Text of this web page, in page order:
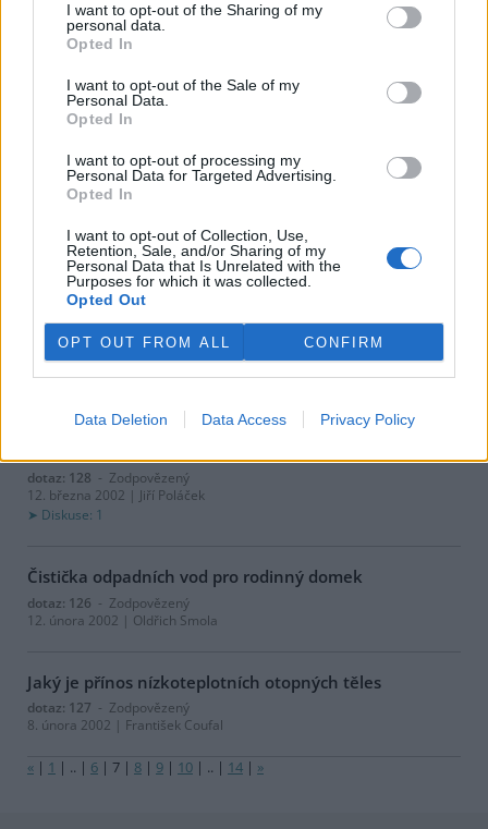
I want to opt-out of the Sharing of my
personal data.
Opted In
I want to opt-out of the Sale of my
Personal Data.
Opted In
I want to opt-out of processing my
Personal Data for Targeted Advertising.
Opted In
I want to opt-out of Collection, Use,
Retention, Sale, and/or Sharing of my
Personal Data that Is Unrelated with the
Purposes for which it was collected.
Opted Out
OPT OUT FROM ALL CONFIRM
Data Deletion Data Access Privacy Policy
dotaz: 133- Zodpovězený
2. června 2002 | XY, Liberec
Prodává se u nás biooblečení?
dotaz: 135- Zodpovězený
Jaké hodnoty by měla mít izolace stavby, aby se
dotaz: 132- Zodpovězený
6. května 2002 | Šebestián
Mycí prostředky na nádobí
dotaz: 129
- Zodpovězený
Čím nakrmit hryzce, aby neožírali kořínky rostlin a
dotaz: 128 - Zodpovězený
12. března 2002 | Jiří Poláček
Diskuse: 1
Čistička odpadních vod pro rodinný domek
dotaz: 126 - Zodpovězený
12. února 2002 | Oldřich Smola
Jaký je přínos nízkoteplotních otopných těles
dotaz: 127 - Zodpovězený
8. února 2002 | František Coufal
« | 1 | .. | 6 | 7 | 8 | 9 | 10 | .. | 14 | »